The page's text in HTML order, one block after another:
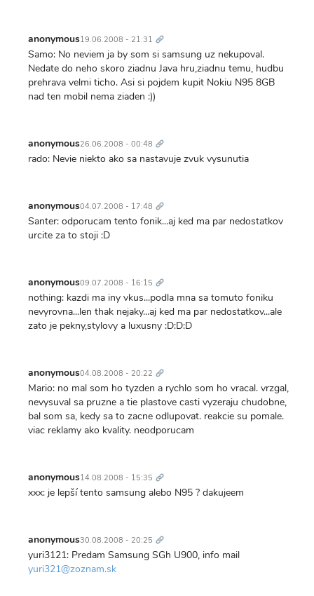
anonymous19.06.2008 - 21:31 odkaz
Samo: No neviem ja by som si samsung uz nekupoval.
Nedate do neho skoro ziadnu Java hru,ziadnu temu, hudbu
prehrava velmi ticho. Asi si pojdem kupit Nokiu N95 8GB
nad ten mobil nema ziaden :))
anonymous26.06.2008 - 00:48 odkaz
rado: Nevie niekto ako sa nastavuje zvuk vysunutia
anonymous04.07.2008 - 17:48 odkaz
Santer: odporucam tento fonik...aj ked ma par nedostatkov
urcite za to stoji :D
anonymous09.07.2008 - 16:15 odkaz
nothing: kazdi ma iny vkus...podla mna sa tomuto foniku
nevyrovna...len thak nejaky...aj ked ma par nedostatkov...ale
zato je pekny,stylovy a luxusny :D:D:D
anonymous04.08.2008 - 20:22 odkaz
Mario: no mal som ho tyzden a rychlo som ho vracal. vrzgal,
nevysuval sa pruzne a tie plastove casti vyzeraju chudobne,
bal som sa, kedy sa to zacne odlupovat. reakcie su pomale.
viac reklamy ako kvality. neodporucam
anonymous14.08.2008 - 15:35 odkaz
xxx: je lepší tento samsung alebo N95 ? dakujeem
anonymous30.08.2008 - 20:25 odkaz
yuri3121: Predam Samsung SGh U900, info mail
yuri321@zoznam.sk